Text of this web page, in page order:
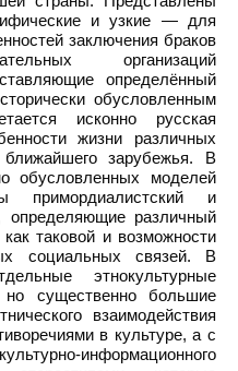
и узкие — для
заключения браков
организаций
определённый
обусловленным
исконно русская
жизни различных
зарубежья. В
обусловленных моделей
примордиалистский и
определяющие различный
таковой и возможности
социальных связей. В
этнокультурные
но существенно большие
взаимодействия
в культуре, а с
информационного